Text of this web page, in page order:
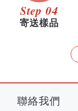
Step 04
寄送樣品
聯絡我們